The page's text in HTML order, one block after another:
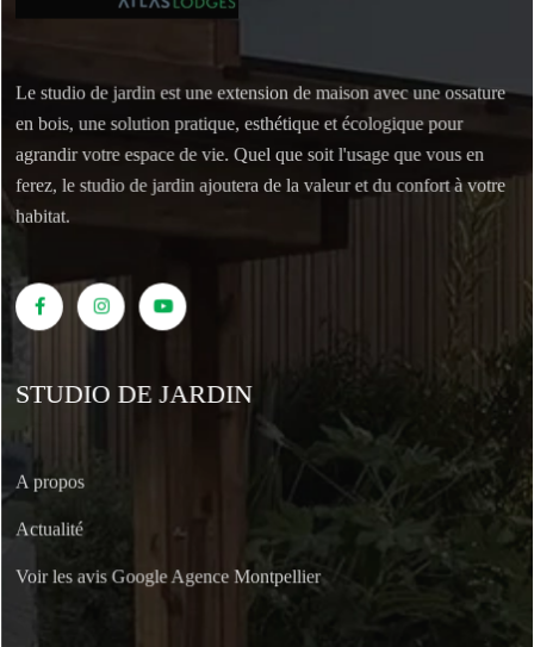
Le studio de jardin est une extension de maison avec une ossature
en bois, une solution pratique, esthétique et écologique pour
agrandir votre espace de vie. Quel que soit l'usage que vous en
ferez, le studio de jardin ajoutera de la valeur et du confort à votre
habitat.
STUDIO DE JARDIN
A propos
Actualité
Voir les avis Google Agence Montpellier